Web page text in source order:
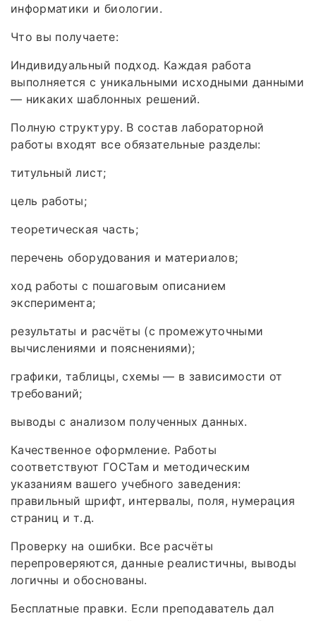
информатики и биологии.
Что вы получаете:
Индивидуальный подход. Каждая работа
выполняется с уникальными исходными данными
— никаких шаблонных решений.
Полную структуру. В состав лабораторной
работы входят все обязательные разделы:
титульный лист;
цель работы;
теоретическая часть;
перечень оборудования и материалов;
ход работы с пошаговым описанием
эксперимента;
результаты и расчёты (с промежуточными
вычислениями и пояснениями);
графики, таблицы, схемы — в зависимости от
требований;
выводы с анализом полученных данных.
Качественное оформление. Работы
соответствуют ГОСТам и методическим
указаниям вашего учебного заведения:
правильный шрифт, интервалы, поля, нумерация
страниц и т. д.
Проверку на ошибки. Все расчёты
перепроверяются, данные реалистичны, выводы
логичны и обоснованы.
Бесплатные правки. Если преподаватель дал